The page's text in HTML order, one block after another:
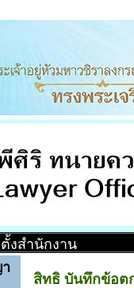
งสำนักงาน
สิทธิ บันทึกข้อต